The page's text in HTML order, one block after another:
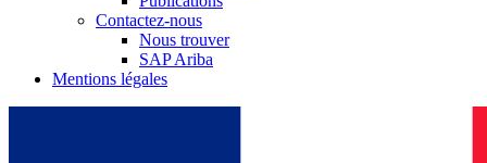
Contactez-nous
Nous trouver
SAP Ariba
Mentions légales